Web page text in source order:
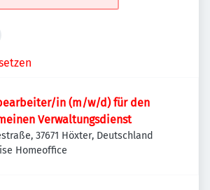
in (m/w/d) für den
Verwaltungsdienst
37671 Höxter, Deutschland
Homeoffice